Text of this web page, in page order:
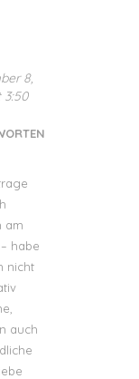
8,
3:50
am
habe
nicht
auch